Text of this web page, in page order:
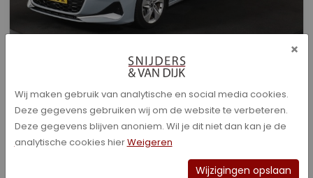
Audi A3 - Sportback 40 TFSI e Advanced edition
Bouwjaar
01-2026
Kilometerstand
×
Wij maken gebruik van analytische en social media cookies.
Deze gegevens gebruiken wij om de website te verbeteren.
Deze gegevens blijven anoniem. Wil je dit niet dan kan je de
analytische cookies hierWeigeren
Wijzigingen opslaan